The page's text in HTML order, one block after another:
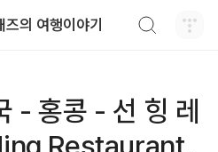
의 여행이야기
- 홍콩 - 선 힝 레